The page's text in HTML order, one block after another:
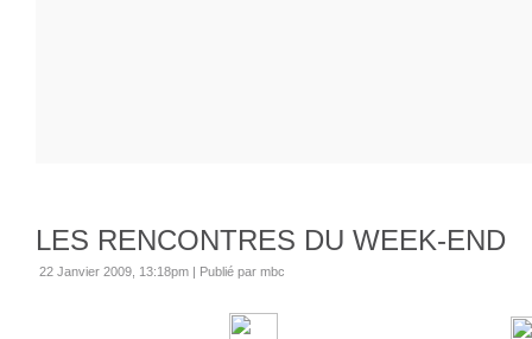
LES RENCONTRES DU WEEK-END
22 Janvier 2009, 13:18pm | Publié par mbc